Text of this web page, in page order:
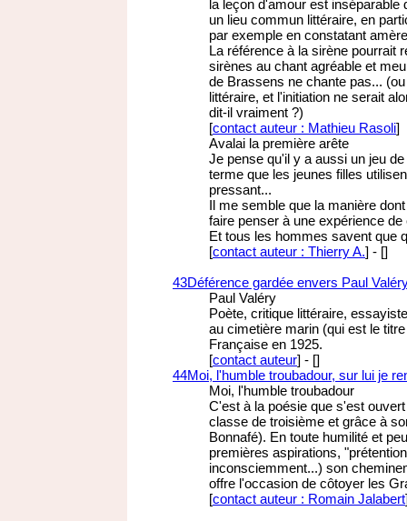
la leçon d'amour est
un lieu commun littéraire, en
par exemple en constatant
La référence à la sirène pourrait
sirènes au chant agréable et
de Brassens ne chante pas...
littéraire, et l'initiation ne serait
dit-il vraiment ?)
[contact auteur : Mathieu Rasoli]
Avalai la première arête
Je pense qu'il y a aussi un jeu
terme que les jeunes filles
pressant...
Il me semble que la manière
faire penser à une expérience de
Et tous les hommes savent que
[contact auteur : Thierry A.] - []
43Déférence gardée envers Paul
Paul Valéry
Poète, critique littéraire,
au cimetière marin (qui est le
Française en 1925.
[contact auteur] - []
44Moi, l'humble troubadour, sur lui je
Moi, l'humble troubadour
C'est à la poésie que s'est
classe de troisième et grâce à
Bonnafé). En toute humilité et
premières aspirations,
inconsciemment...) son
offre l'occasion de côtoyer les
[contact auteur : Romain Jalabert